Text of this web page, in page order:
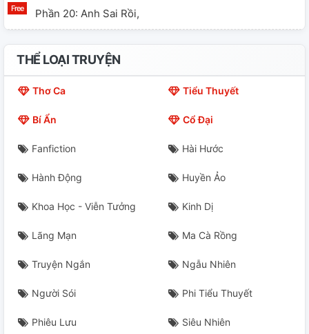
Phần 20: Anh Sai Rồi,
Phần 21: Lễ Cưới
Phần 22: Vì Anh Ghen?
Phần 26: Nỗi Buồn?
Phần 27: Khao Khát?
THỂ LOẠI TRUYỆN
Thơ Ca Tiểu Thuyết
Bí Ẩn Cổ Đại
Fanfiction Hài Hước
Hành Động Huyền Ảo
Khoa Học - Viễn Tưởng Kinh Dị
Lãng Mạn Ma Cà Rồng
Truyện Ngắn Ngẫu Nhiên
Người Sói Phi Tiểu Thuyết
Phiêu Lưu Siêu Nhiên